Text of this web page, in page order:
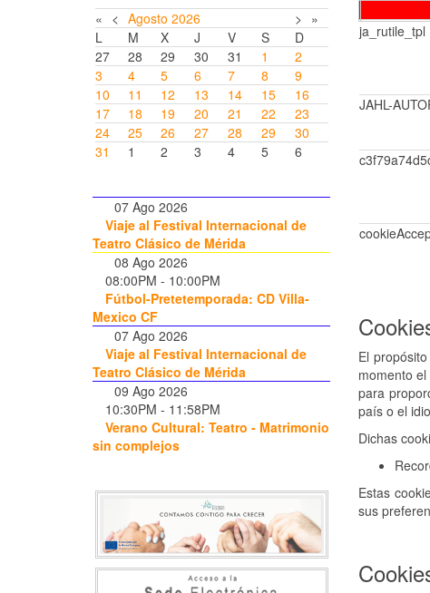
ja_rutile_tpl
JAHL-
El
momento
para
país o el
Dichas
Estas
sus
« < Agosto 2026 > »
L
M X J V S
D
27
28 29 30 31 1
2
3
4 5 6 7 8
9
10
11 12 13 14 15
16
17
18 19 20 21 22
23
24
25 26 27 28 29
30
31
1 2 3 4 5 6
07 Ago 2026
Viaje al Festival Internacional de
Teatro Clásico de Mérida
08 Ago 2026
08:00PM - 10:00PM
Fútbol-Pretetemporada: CD Villa-
Mexico CF
07 Ago 2026
Viaje al Festival Internacional de
Teatro Clásico de Mérida
09 Ago 2026
10:30PM - 11:58PM
Verano Cultural: Teatro - Matrimonio
sin complejos